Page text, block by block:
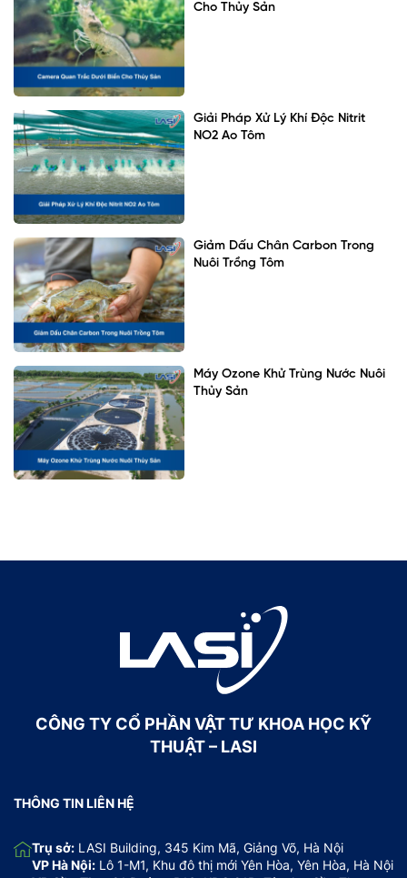
Cho Thủy Sản
Giải Pháp Xử Lý Khí Độc Nitrit
NO2 Ao Tôm
Giảm Dấu Chân Carbon Trong
Nuôi Trồng Tôm
Máy Ozone Khử Trùng Nước Nuôi
Thủy Sản
CÔNG TY CỔ PHẦN VẬT TƯ KHOA HỌC KỸ
THUẬT – LASI
THÔNG TIN LIÊN HỆ
Trụ sở: LASI Building, 345 Kim Mã, Giảng Võ, Hà Nội
VP Hà Nội: Lô 1-M1, Khu đô thị mới Yên Hòa, Yên Hòa, Hà Nội